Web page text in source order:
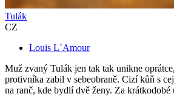
Tulák
CZ
Louis L´Amour
Muž zvaný Tulák jen tak tak unikne
protivníka zabil v sebeobraně. Cizí kůň s
na ranč, kde bydlí dvě ženy. Za krátkodobé